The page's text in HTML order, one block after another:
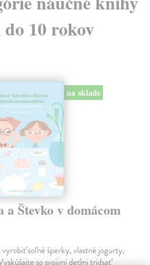
10 rokov
na sklade
Števko v domácom
vyrobiť soľné šperky, vlastné jogurty,
so svojimi deťmi tridsať